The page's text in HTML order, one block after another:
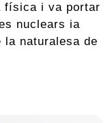
física i va portar
nuclears ia
la naturalesa de